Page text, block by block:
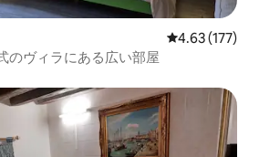
レビュー177
4.63 (177)
のヴィラにある広い部屋